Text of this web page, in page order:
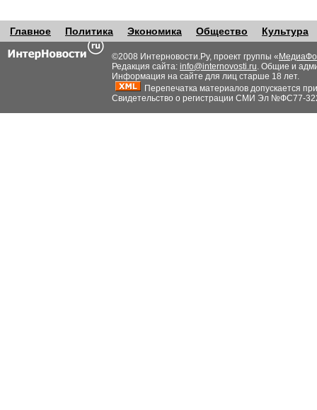
Главное Политика Экономика Общество Культура
©2008 Интерновости.Ру, проект группы «
Редакция сайта: info@internovosti.ru. Общие и
Информация на сайте для лиц старше 18 лет.
Перепечатка материалов допускается
Свидетельство о регистрации СМИ Эл №ФС77-